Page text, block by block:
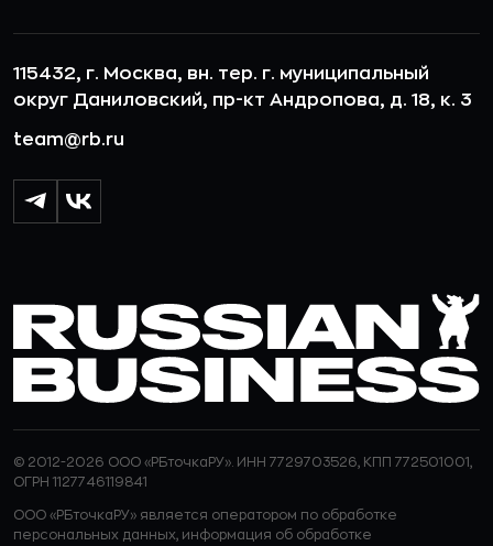
115432, г. Москва, вн. тер. г. муниципальный
округ Даниловский, пр-кт Андропова, д. 18, к. 3
team@rb.ru
© 2012-2026 ООО «РБточкаРУ». ИНН 7729703526, КПП 772501001,
ОГРН 1127746119841
ООО «РБточкаРУ» является оператором по обработке
персональных данных, информация об обработке